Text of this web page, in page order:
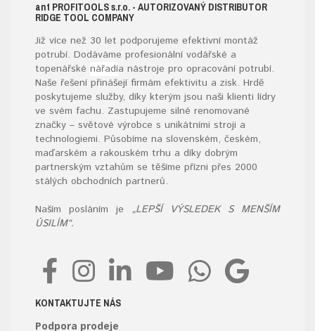
ant PROFITOOLSs.r.o. - AUTORIZOVANÝ DISTRIBUTOR
RIDGE TOOL COMPANY
Již více než 30 let podporujeme efektivní montáž
potrubí. Dodáváme profesionální vodářské a
topenářské nářadía nástroje pro opracování potrubí.
Naše řešení přinášejí firmám efektivitu a zisk. Hrdě
poskytujeme služby, díky kterým jsou naši klienti lídry
ve svém fachu. Zastupujeme silné renomované
značky – světové výrobce s unikátními stroji a
technologiemi. Působíme na slovenském, českém,
maďarském a rakouském trhu a díky dobrým
partnerským vztahům se těšíme přízni přes 2000
stálých obchodních partnerů.
Naším posláním je „LEPŠÍ VÝSLEDEK S MENŠÍM
ÚSILÍM“.
KONTAKTUJTE NÁS
Podpora prodeje